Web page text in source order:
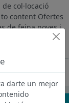
col·locació
content Ofertes
de feina noves i
desactivada
darte un mejor